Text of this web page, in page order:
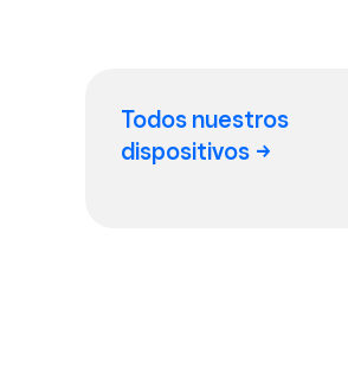
Todos nuestros
dispositivos